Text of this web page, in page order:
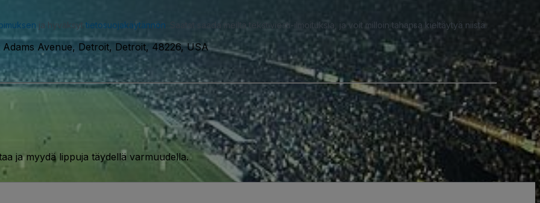
ja hyväksyt tietosuojakäytännön . Saatat saada meiltä tekstiviesti-ilmoituksia, ja voit milloin tahansa kieltäytyä niistä.
Adams Avenue, Detroit, Detroit, 48226, USA
ja myydä lippuja täydellä varmuudella.